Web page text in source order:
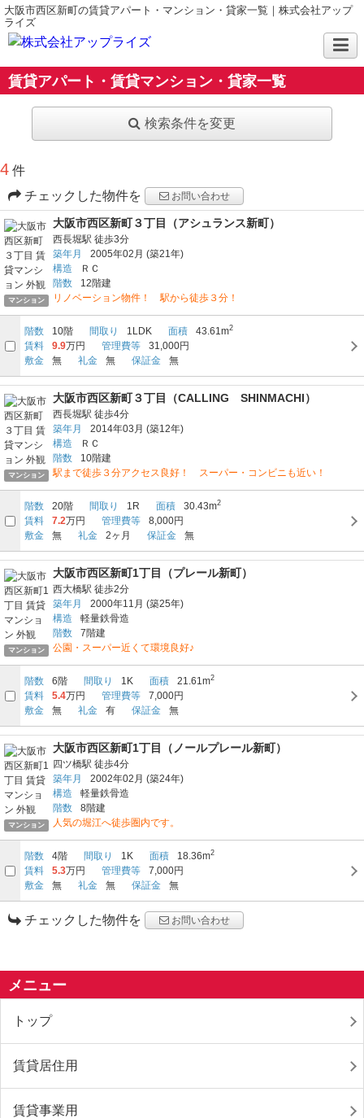
大阪市西区新町の賃貸アパート・マンション・貸家一覧｜株式会社アップ
ライズ
賃貸アパート・賃貸マンション・貸家一覧
検索条件を変更
4 件
チェックした物件を
お問い合わせ
マンション
大阪市西区新町３丁目（アシュランス新町）
西長堀駅 徒歩3分
築年月
2005年02月 (築21年)
構造
ＲＣ
階数
12階建
リノベーション物件！ 駅から徒歩３分！
階数 10階 間取り 1LDK 面積 43.61m2
賃料 9.9万円 管理費等
31,000円
敷金
無 礼金 無 保証金 無
マンション
大阪市西区新町３丁目（CALLING SHINMACHI）
西長堀駅 徒歩4分
築年月
2014年03月 (築12年)
構造
ＲＣ
階数
10階建
駅まで徒歩３分アクセス良好！ スーパー・コンビニも近い！
階数 20階 間取り 1R 面積 30.43m2
賃料 7.2万円 管理費等
8,000円
敷金
無 礼金 2ヶ月 保証金 無
マンション
大阪市西区新町1丁目（プレール新町）
西大橋駅 徒歩2分
築年月
2000年11月 (築25年)
構造
軽量鉄骨造
階数
7階建
公園・スーパー近くて環境良好♪
階数 6階 間取り 1K 面積 21.61m2
賃料 5.4万円 管理費等
7,000円
敷金
無 礼金 有 保証金 無
マンション
大阪市西区新町1丁目（ノールプレール新町）
四ツ橋駅 徒歩4分
築年月
2002年02月 (築24年)
構造
軽量鉄骨造
階数
8階建
人気の堀江へ徒歩圏内です。
階数 4階 間取り 1K 面積 18.36m2
賃料 5.3万円 管理費等
7,000円
敷金
無 礼金 無 保証金 無
チェックした物件を お問い合わせ
メニュー
トップ
賃貸居住用
賃貸事業用